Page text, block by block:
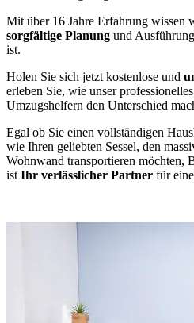
Mit über 16 Jahre Erfahrung wissen
sorgfältige Planung und
ist.
Holen Sie sich jetzt kostenlose und
erleben Sie, wie unser
Umzugshelfern den Unterschied
Egal ob Sie einen vollständigen
wie Ihren geliebten Sessel, den
Wohnwand transportieren möchten,
ist Ihr verlässlicher Partner für